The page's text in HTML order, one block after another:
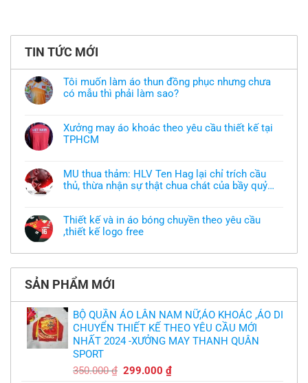
TIN TỨC MỚI
Tôi muốn làm áo thun đồng phục nhưng chưa
có mẫu thì phải làm sao?
bình
luận
ở
áo
thun
đồng
chưa
có
mẫu
thì
làm
Xưởng may áo khoác theo yêu cầu thiết kế tại
TPHCM
bình
luận
ở
khoác
theo
yêu
thiết
tại
TPHCM
MU thua thảm: HLV Ten Hag lại chỉ trích cầu
thủ, thừa nhận sự thật chua chát của bầy quỷ
bình
luận
ở
thảm:
Hag
lại
trích
cầu
thủ,
thừa
nhận
sự
thật
chát
Thiết kế và in áo bóng chuyền theo yêu cầu
,thiết kế logo free
có
luận
Thiết
và
in
áo
bóng
chuyền
theo
,thiết
SẢN PHẨM MỚI
BỘ QUẦN ÁO LÂN NAM NỮ,ÁO KHOÁC ,ÁO DI
CHUYỂN THIẾT KẾ THEO YÊU CẦU MỚI
NHẤT 2024 -XƯỞNG MAY THANH QUÂN
SPORT
350.000₫ Giá
299.000₫Giá